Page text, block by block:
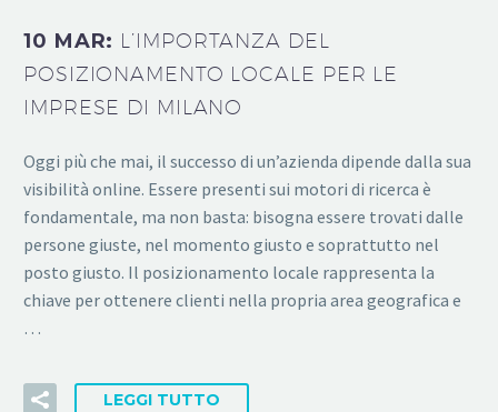
10 MAR: L’IMPORTANZA DEL
POSIZIONAMENTO LOCALE PER LE
IMPRESE DI MILANO
Oggi più che mai, il successo di un’azienda dipende dalla sua
visibilità online. Essere presenti sui motori di ricerca è
fondamentale, ma non basta: bisogna essere trovati dalle
persone giuste, nel momento giusto e soprattutto nel
posto giusto. Il posizionamento locale rappresenta la
chiave per ottenere clienti nella propria area geografica e
…
LEGGI TUTTO